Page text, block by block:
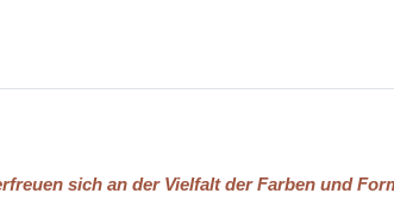
sich an der Vielfalt der Farben und